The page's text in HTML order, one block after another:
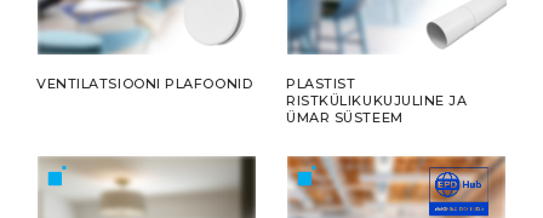
VENTILATSIOONI PLAFOONID
PLASTIST
RISTKÜLIKUKUJULINE JA
ÜMAR SÜSTEEM